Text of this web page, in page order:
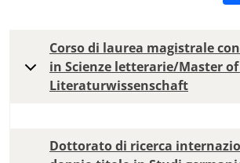
Corso di laurea magistrale
in Scienze letterarie/Master
Literaturwissenschaft
Dottorato di ricerca